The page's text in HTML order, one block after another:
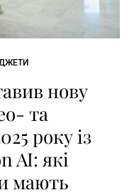
нову
та
року із
AI: які
мають